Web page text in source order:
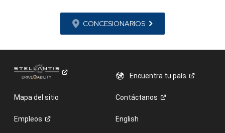
CONCESIONARIOS
Encuentra tupaís
Mapa del sitio Contáctanos
Empleos English